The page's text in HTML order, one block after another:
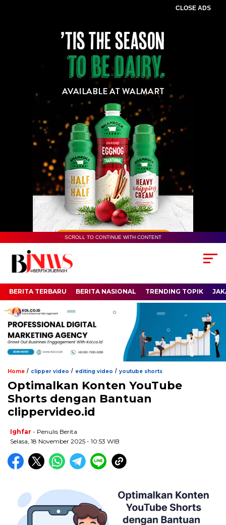
CLOSE ADS
SCROLL TO CONTINUE WITH CONTENT
BERITA TERBARU BERITA NASIONAL TRENDING TOPIK
Home / clipper video / editing video / youtube shorts
Optimalkan Konten YouTube
Shorts dengan Bantuan
clippervideo.id
Ighfar - Penulis Berita
Selasa, 18 November 2025 - 10:53 WIB